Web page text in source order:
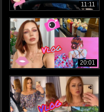
11:11
20:01